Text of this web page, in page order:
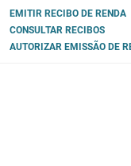
EMITIR RECIBO DE RENDA
CONSULTAR RECIBOS
AUTORIZAR EMISSÃO DE